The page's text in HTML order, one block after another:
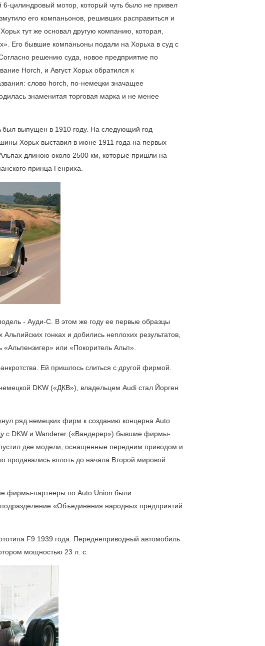
цилиндровый мотор, который чуть было не привел
его компаньонов, решивших расправиться и
тут же основал другую компанию, которая,
Его бывшие компаньоны подали на Хорьха в суд с
решению суда, новое предприятие по
Horch, и Август Хорьх обратился к
слово horch, по-немецки значащее
знаменитая торговая марка и не менее
выпущен в 1910 году. На следующий год
Хорьх выставил в июне 1911 года на первых
длиною около 2500 км, которые пришли на
принца Генриха.
- Ауди-С. В этом же году ее первые образцы
гонках и добились неплохих результатов,
или «Покоритель Альп».
Ей пришлось слиться с другой фирмой.
DKW («ДКВ»), владельцем Audi стал Йорген
ряд немецких фирм к созданию концерна Auto
с DKW и Wanderer («Вандерер») бывшие фирмы-
две модели, оснащенные передним приводом и
продавались вплоть до начала Второй мировой
фирмы-партнеры по Auto Union были
«Объединения народных предприятий
F9 1939 года. Переднеприводный автомобиль
мощностью 23 л. с.